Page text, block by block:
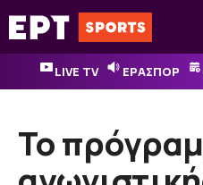
Μετάβαση
σε
περιεχόμενο
LIVE TV ΕΡΑΣΠΟΡ
Το